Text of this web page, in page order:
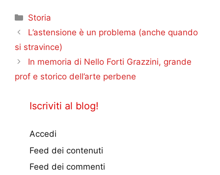
Categorie
Storia
L’astensione è un problema (anche quando
si stravince)
In memoria di Nello Forti Grazzini, grande
prof e storico dell’arte perbene
Iscriviti al blog!
Accedi
Feed dei contenuti
Feed dei commenti